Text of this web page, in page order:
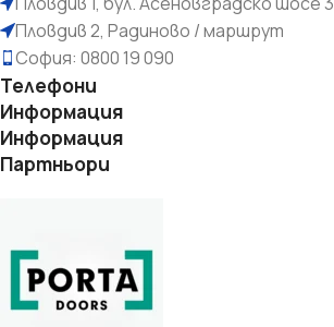
Пловдив 2, Радиново / маршрут
София: 0800 19 090
Телефони
Информация
Информация
Партньори